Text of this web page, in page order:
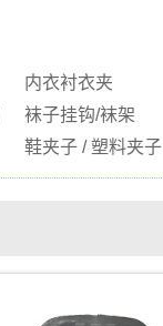
内衣衬衣夹
袜子挂钩/袜架
鞋夹子 / 塑料夹子